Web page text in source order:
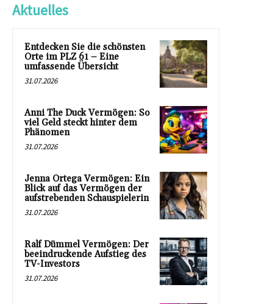
Aktuelles
Entdecken Sie die schönsten
Orte im PLZ 61 – Eine
umfassende Übersicht
31.07.2026
Anni The Duck Vermögen: So
viel Geld steckt hinter dem
Phänomen
31.07.2026
Jenna Ortega Vermögen: Ein
Blick auf das Vermögen der
aufstrebenden Schauspielerin
31.07.2026
Ralf Dümmel Vermögen: Der
beeindruckende Aufstieg des
TV-Investors
31.07.2026